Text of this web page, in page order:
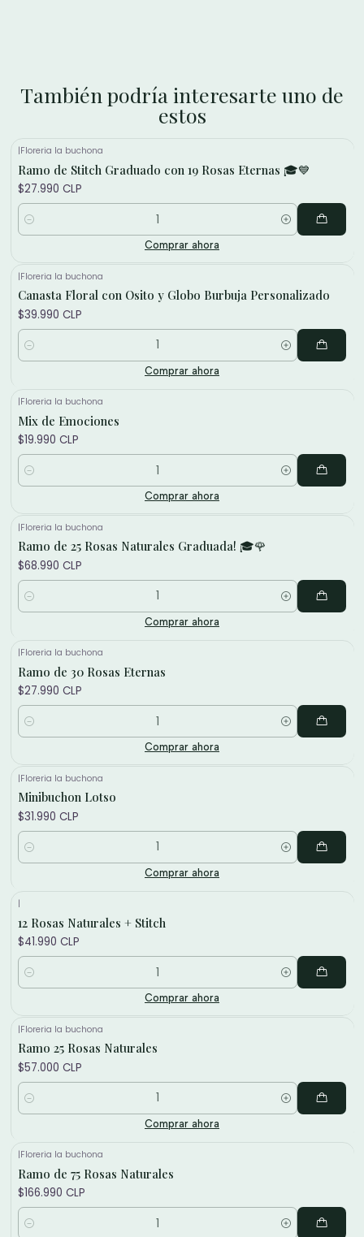
Osito de peluche graduado.
5 bombones Ferrero Rocher.
Tarjeta de dedicatoria personalizada.
Disponible con despacho en Santiago.
Un detalle original para celebrar grandes logros y
recordar que las flores y los regalos también son para
ellos.🎓🧸🍫
También podría interesarte uno de
estos
|Floreria la buchona
Ramo de Stitch Graduado con 19 Rosas Eternas 🎓💙
$27.990 CLP
Cantidad
Comprar ahora
|Floreria la buchona
Canasta Floral con Osito y Globo Burbuja Personalizado
$39.990 CLP
Cantidad
Comprar ahora
|Floreria la buchona
Mix de Emociones
$19.990 CLP
Cantidad
Comprar ahora
|Floreria la buchona
Ramo de 25 Rosas Naturales Graduada! 🎓🌹
$68.990 CLP
Cantidad
Comprar ahora
|Floreria la buchona
Ramo de 30 Rosas Eternas
$27.990 CLP
Cantidad
Comprar ahora
|Floreria la buchona
Minibuchon Lotso
$31.990 CLP
Cantidad
Comprar ahora
|
12 Rosas Naturales + Stitch
$41.990 CLP
Cantidad
Comprar ahora
|Floreria la buchona
Ramo 25 Rosas Naturales
$57.000 CLP
Cantidad
Comprar ahora
|Floreria la buchona
Ramo de 75 Rosas Naturales
$166.990 CLP
Cantidad